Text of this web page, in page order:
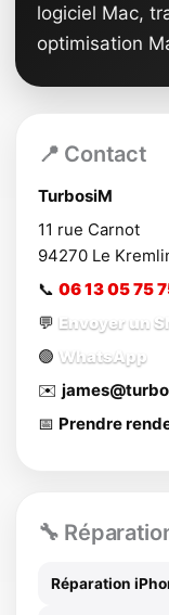
logiciel Mac,
optimisation
📍 Contact
TurbosiM
11 rue Carnot
94270 Le
📞 06 13 05 75
💬 Envoyer un
🟢 WhatsApp
✉️
📅 Prendre
🔧
Réparation